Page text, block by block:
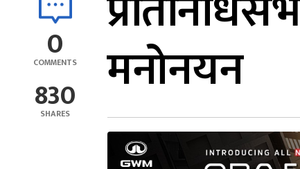
0
COMMENTS
830
SHARES
मनोनयन